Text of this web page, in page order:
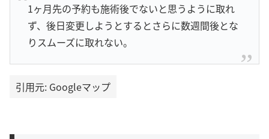
1ヶ月先の予約も施術後でないと思うように取れ
ず、後日変更しようとするとさらに数週間後とな
りスムーズに取れない。
引用元: Googleマップ